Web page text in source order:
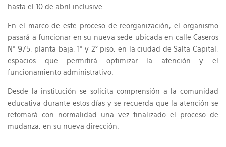
hasta el 10 de abril inclusive.
En el marco de este proceso de reorganización, el organismo
pasará a funcionar en su nueva sede ubicada en calle Caseros
N° 975, planta baja, 1° y 2° piso, en la ciudad de Salta Capital,
espacios que permitirá optimizar la atención y el
funcionamiento administrativo.
Desde la institución se solicita comprensión a la comunidad
educativa durante estos días y se recuerda que la atención se
retomará con normalidad una vez finalizado el proceso de
mudanza, en su nueva dirección.